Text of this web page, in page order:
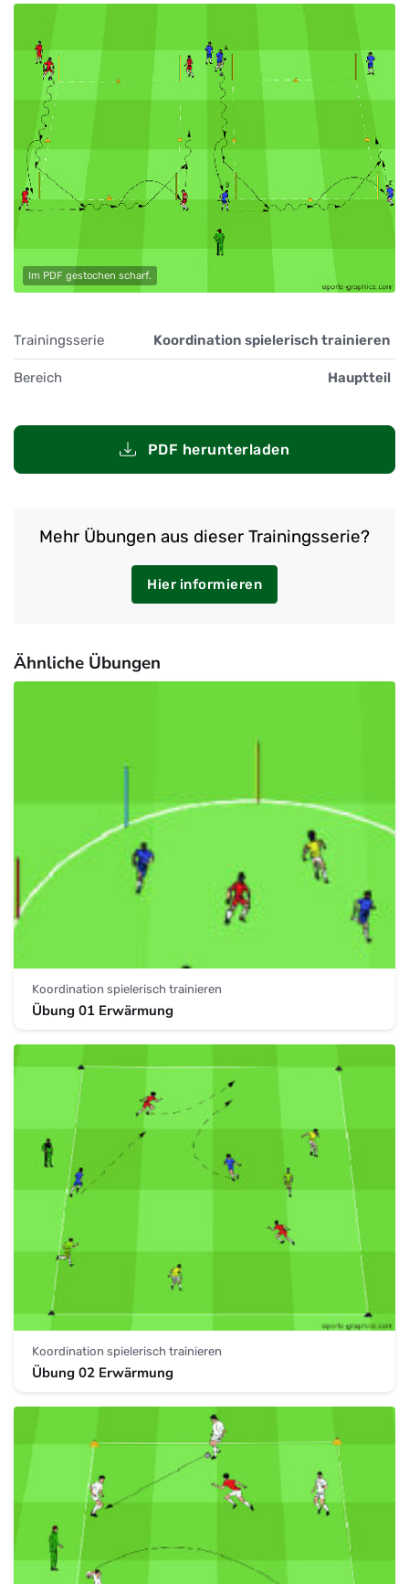
Im PDF gestochen scharf.
Trainingsserie Koordination spielerisch trainieren
Bereich Hauptteil
PDF herunterladen
Mehr Übungen aus dieser Trainingsserie?
Hier informieren
Ähnliche Übungen
Koordination spielerisch trainieren
Übung 01 Erwärmung
Koordination spielerisch trainieren
Übung 02 Erwärmung